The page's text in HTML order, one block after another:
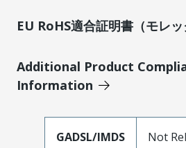
EU RoHS適合証明書（モレッ
Additional Product
Information
GADSL/IMDS Not